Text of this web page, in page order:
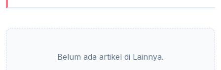
Belum ada artikel di Lainnya.